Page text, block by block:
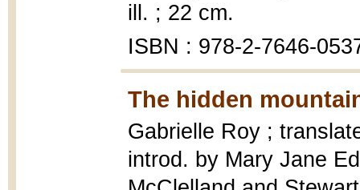
ill. ; 22 cm.
ISBN : 978-2-7646-
The hidden
Gabrielle Roy ;
introd. by Mary Jane